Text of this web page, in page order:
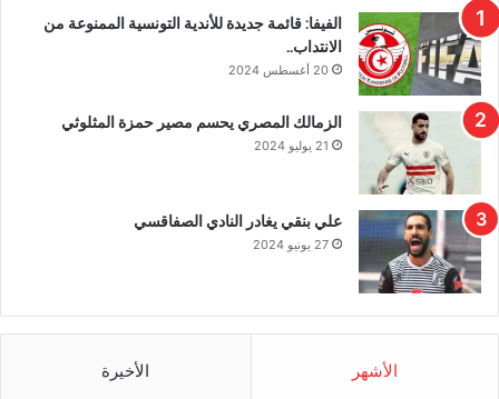
الفيفا: قائمة جديدة للأندية التونسية الممنوعة من
الانتداب..
20 أغسطس 2024
الزمالك المصري يحسم مصير حمزة المثلوثي
21 يوليو 2024
علي بنقي يغادر النادي الصفاقسي
27 يونيو 2024
الأشهر الأخيرة